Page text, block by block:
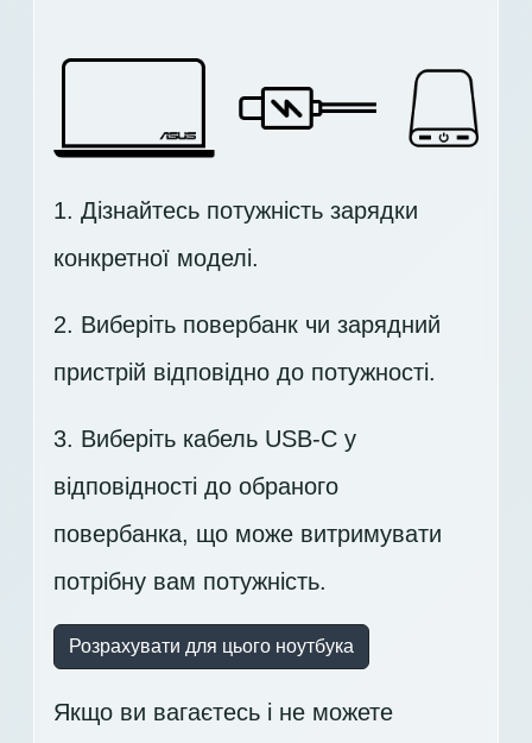
1. Дізнайтесь потужність зарядки
конкретної моделі.
2. Виберіть повербанк чи зарядний
пристрій відповідно до потужності.
3. Виберіть кабель USB-C у
відповідності до обраного
повербанка, що може витримувати
потрібну вам потужність.
Розрахувати для цього ноутбука
Якщо ви вагаєтесь і не можете